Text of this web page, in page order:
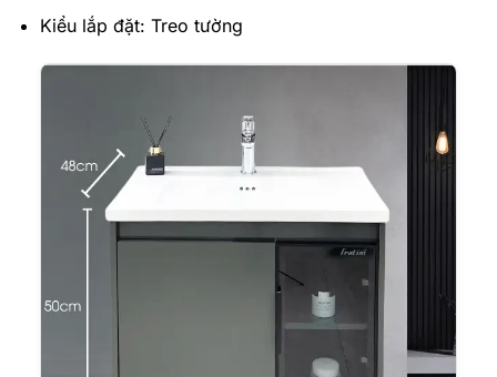
Kiểu lắp đặt: Treo tường